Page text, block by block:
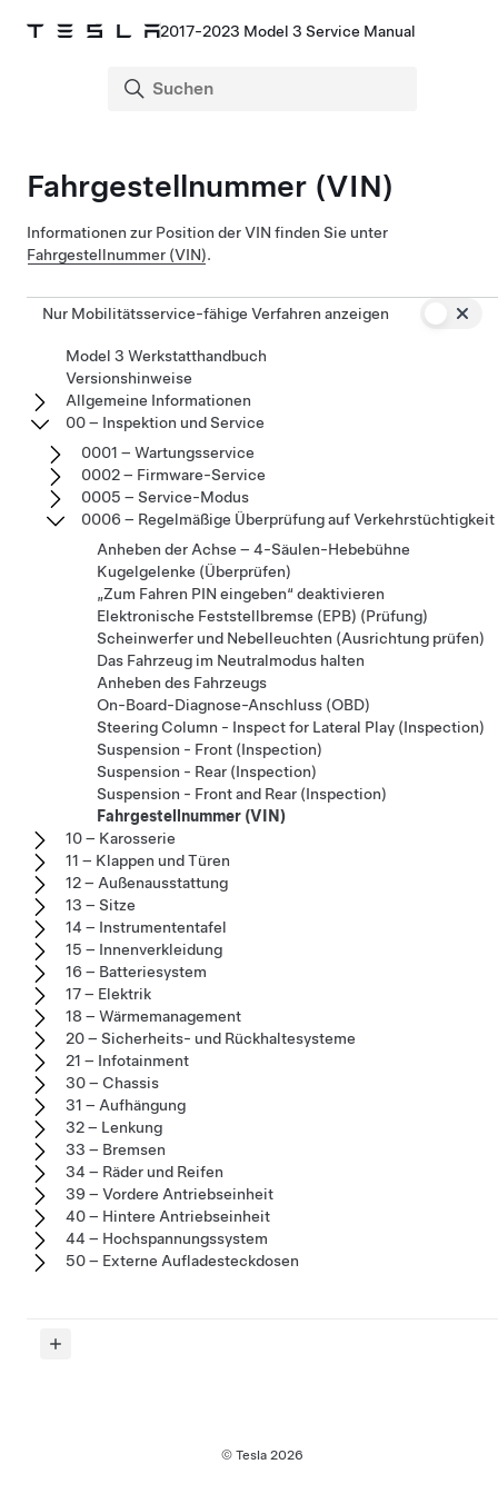
2017-2023 Model 3 Service Manual
Fahrgestellnummer (VIN)
Informationen zur Position der VIN finden Sie unter
Fahrgestellnummer (VIN).
Nur Mobilitätsservice-fähige Verfahren anzeigen
Model 3 Werkstatthandbuch
Versionshinweise
Allgemeine Informationen
00 – Inspektion und Service
0001 – Wartungsservice
0002 – Firmware-Service
0005 – Service-Modus
0006 – Regelmäßige Überprüfung auf Verkehrstüchtigkeit
Anheben der Achse – 4-Säulen-Hebebühne
Kugelgelenke (Überprüfen)
„Zum Fahren PIN eingeben“ deaktivieren
Elektronische Feststellbremse (EPB) (Prüfung)
Scheinwerfer und Nebelleuchten (Ausrichtung prüfen)
Das Fahrzeug im Neutralmodus halten
Anheben des Fahrzeugs
On-Board-Diagnose-Anschluss (OBD)
Steering Column - Inspect for Lateral Play (Inspection)
Suspension - Front (Inspection)
Suspension - Rear (Inspection)
Suspension - Front and Rear (Inspection)
Fahrgestellnummer (VIN)
10 – Karosserie
11 – Klappen und Türen
12 – Außenausstattung
13 – Sitze
14 – Instrumententafel
15 – Innenverkleidung
16 – Batteriesystem
17 – Elektrik
18 – Wärmemanagement
20 – Sicherheits- und Rückhaltesysteme
21 – Infotainment
30 – Chassis
31 – Aufhängung
32 – Lenkung
33 – Bremsen
34 – Räder und Reifen
39 – Vordere Antriebseinheit
40 – Hintere Antriebseinheit
44 – Hochspannungssystem
50 – Externe Aufladesteckdosen
© Tesla 2026